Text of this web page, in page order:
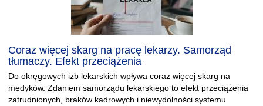
Coraz więcej skarg na pracę lekarzy. Samorząd
tłumaczy. Efekt przeciążenia
Do okręgowych izb lekarskich wpływa coraz więcej skarg na
medyków. Zdaniem samorządu lekarskiego to efekt przeciążenia
zatrudnionych, braków kadrowych i niewydolności systemu